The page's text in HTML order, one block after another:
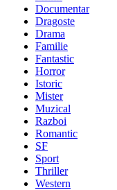
Documentar
Dragoste
Drama
Familie
Fantastic
Horror
Istoric
Mister
Muzical
Razboi
Romantic
SF
Sport
Thriller
Western